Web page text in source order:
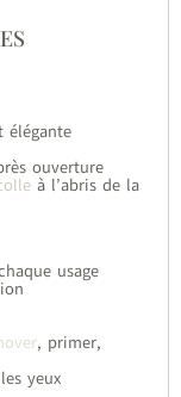
élégante
ouverture
à l’abris de la
usage
, primer,
yeux